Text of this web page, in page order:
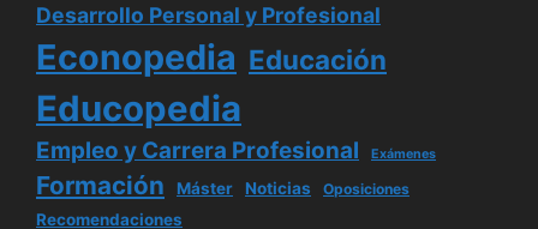
Desarrollo Personal y Profesional
Econopedia Educación
Educopedia
Empleo y Carrera Profesional Exámenes
Formación Máster Noticias Oposiciones
Recomendaciones